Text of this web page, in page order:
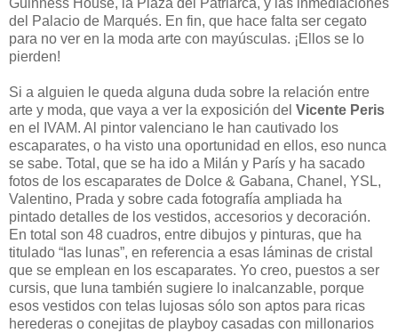
Guinness House, la Plaza del Patriarca, y las inmediaciones
del Palacio de Marqués. En fin, que hace falta ser cegato
para no ver en la moda arte con mayúsculas. ¡Ellos se lo
pierden!
Si a alguien le queda alguna duda sobre la relación entre
arte y moda, que vaya a ver la exposición del Vicente Peris
en el IVAM. Al pintor valenciano le han cautivado los
escaparates, o ha visto una oportunidad en ellos, eso nunca
se sabe. Total, que se ha ido a Milán y París y ha sacado
fotos de los escaparates de Dolce & Gabana, Chanel, YSL,
Valentino, Prada y sobre cada fotografía ampliada ha
pintado detalles de los vestidos, accesorios y decoración.
En total son 48 cuadros, entre dibujos y pinturas, que ha
titulado “las lunas”, en referencia a esas láminas de cristal
que se emplean en los escaparates. Yo creo, puestos a ser
cursis, que luna también sugiere lo inalcanzable, porque
esos vestidos con telas lujosas sólo son aptos para ricas
herederas o conejitas de playboy casadas con millonarios